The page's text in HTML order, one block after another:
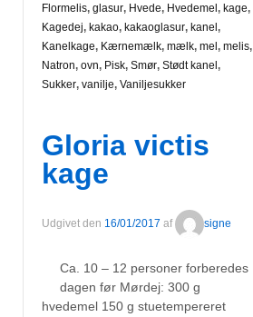
Flormelis, glasur, Hvede, Hvedemel, kage,
Kagedej, kakao, kakaoglasur, kanel,
Kanelkage, Kærnemælk, mælk, mel, melis,
Natron, ovn, Pisk, Smør, Stødt kanel,
Sukker, vanilje, Vaniljesukker
Gloria victis
kage
Udgivet den 16/01/2017 af signe
Ca. 10 – 12 personer forberedes
dagen før Mørdej: 300 g
hvedemel 150 g stuetempereret